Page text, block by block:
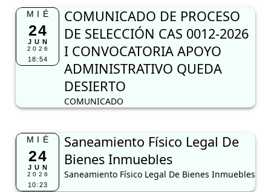
MIÉ
24
JUN
2026
18:54
COMUNICADO DE PROCESO
DE SELECCIÓN CAS 0012-2026
I CONVOCATORIA APOYO
ADMINISTRATIVO QUEDA
DESIERTO
COMUNICADO
MIÉ
24
JUN
2026
10:23
Saneamiento Físico Legal De
Bienes Inmuebles
Saneamiento Físico Legal De Bienes Inmuebles